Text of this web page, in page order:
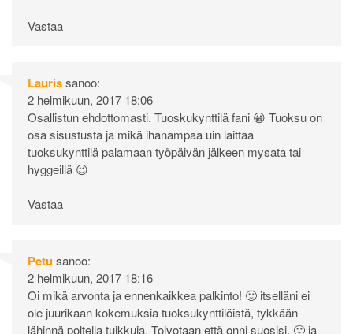
Vastaa
Laurissanoo:
2 helmikuun, 2017 18:06
Osallistun ehdottomasti. Tuoskukynttilä fani 😀 Tuoksu on
osa sisustusta ja mikä ihanampaa uin laittaa
tuoksukynttilä palamaan työpäivän jälkeen mysata tai
hyggeillä 😉
Vastaa
Petusanoo:
2 helmikuun, 2017 18:16
Oi mikä arvonta ja ennenkaikkea palkinto! 🙂 itselläni ei
ole juurikaan kokemuksia tuoksukynttilöistä, tykkään
lähinnä poltella tuikkuja. Toivotaan että onni suosisi. 🙂 ja